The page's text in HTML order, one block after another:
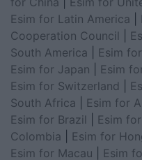
Esim for Latin America
Cooperation Council
South America
Esim
Esim for Japan
Esim
Esim for Switzerland
South Africa
Esim for
Esim for Brazil
Esim
Colombia
Esim for
Esim for Macau
Esim